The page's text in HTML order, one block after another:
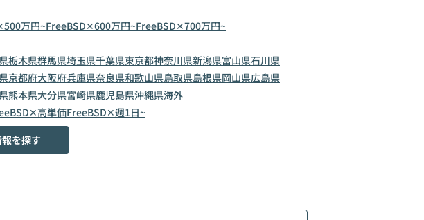
万円~FreeBSD✕600万円~FreeBSD✕700万円~
栃木県群馬県埼玉県千葉県東京都神奈川県新潟県富山県石川県
京都府大阪府兵庫県奈良県和歌山県鳥取県島根県岡山県広島県
熊本県大分県宮崎県鹿児島県沖縄県海外
高単価FreeBSD✕週1日~
を探す